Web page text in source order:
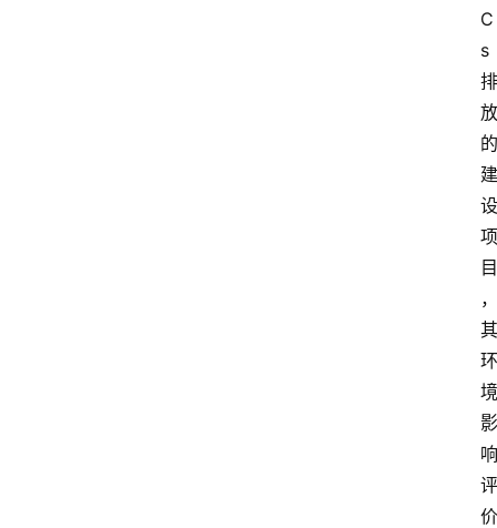
C
s
排
放
的
建
设
项
目
，
其
环
境
影
响
评
价